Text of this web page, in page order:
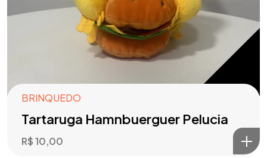
BRINQUEDO
Tartaruga Hamnbuerguer Pelucia
R$10,00